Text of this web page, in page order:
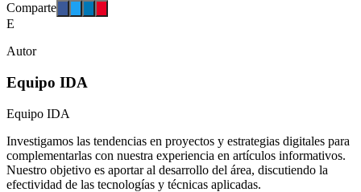
Comparte
E
Autor
Equipo IDA
Equipo IDA
Investigamos las tendencias en proyectos y estrategias digitales para
complementarlas con nuestra experiencia en artículos informativos.
Nuestro objetivo es aportar al desarrollo del área, discutiendo la
efectividad de las tecnologías y técnicas aplicadas.